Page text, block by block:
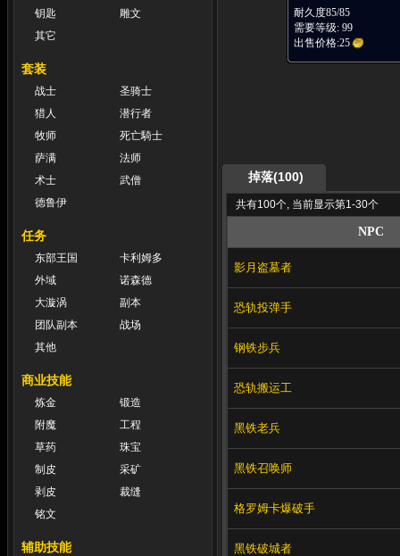
钥匙
雕文
其它
套装
战士
圣骑士
猎人
潜行者
牧师
死亡騎士
萨满
法师
术士
武僧
德鲁伊
任务
东部王国
卡利姆多
外域
诺森德
大漩涡
副本
团队副本
战场
其他
商业技能
炼金
锻造
附魔
工程
草药
珠宝
制皮
采矿
剥皮
裁缝
铭文
辅助技能
耐久度85/85
需要等级: 99
出售价格:25
掉落(100)
共有100个, 当前显示第1-30个
NPC
影月盗墓者
恐轨投弹手
钢铁步兵
恐轨搬运工
黑铁老兵
黑铁召唤师
格罗姆卡爆破手
黑铁破城者